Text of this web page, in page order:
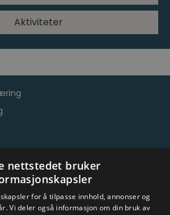
Aktiviteter
nettstedet bruker
for å tilpasse innhold, annonser og
Vi deler også informasjon om din bruk av